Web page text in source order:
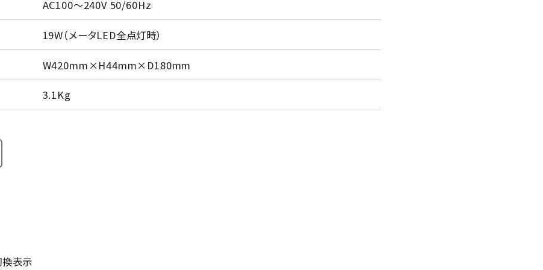
AC100～240V 50/60Hz
19W（メータLED全点灯時）
W420mm×H44mm×D180mm
3.1Kg
表示